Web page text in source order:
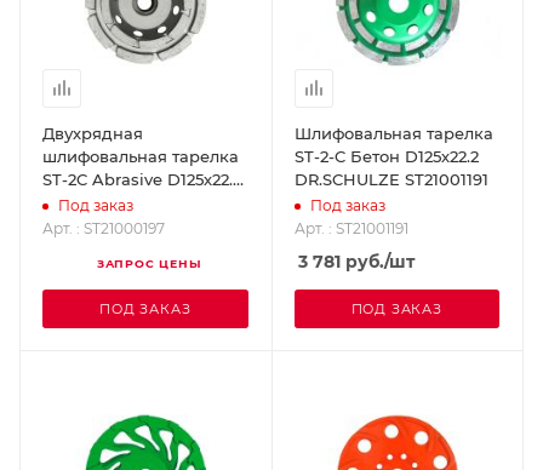
Двухрядная
шлифовальная тарелка
ST-2C Abrasive D125х22.2
DR.SCHULZE ST21000197
Под заказ
Арт. : ST21000197
ЗАПРОС ЦЕНЫ
ПОД ЗАКАЗ
Шлифовальная тарелка
ST-2-C Бетон D125х22.2
DR.SCHULZE ST21001191
Под заказ
Арт. : ST21001191
3 781руб./шт
ПОД ЗАКАЗ